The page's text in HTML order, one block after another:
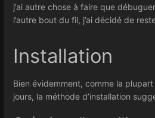
j’ai autre chose à faire que
l’autre bout du fil, j’ai décidé de
Installation
Bien évidemment, comme la
jours, la méthode d’installation